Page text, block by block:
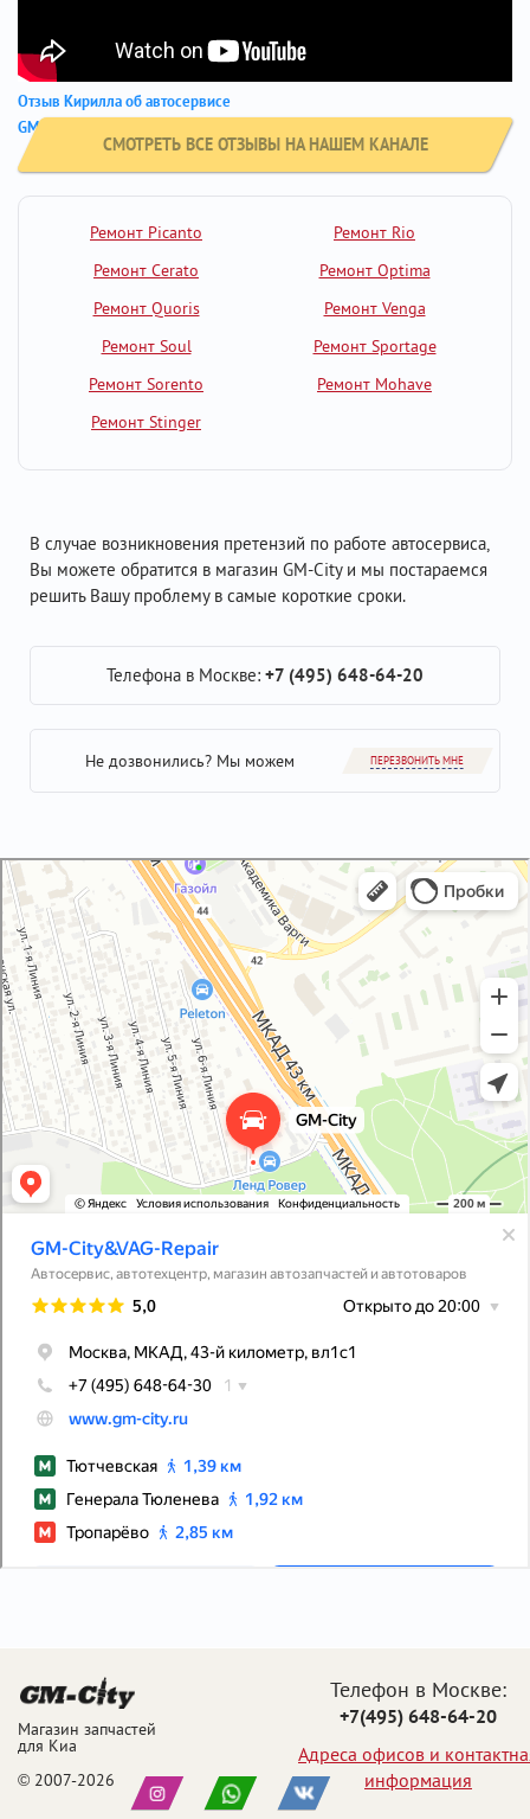
Отзыв Кирилла об автосервисе
GM-City - Хендай Крета
СМОТРЕТЬ ВСЕ ОТЗЫВЫ НА НАШЕМ КАНАЛЕ
Ремонт Picanto
Ремонт Rio
Ремонт Cerato
Ремонт Optima
Ремонт Quoris
Ремонт Venga
Ремонт Soul
Ремонт Sportage
Ремонт Sorento
Ремонт Mohave
Ремонт Stinger
В случае возникновения претензий по работе автосервиса,
Вы можете обратится в магазин GM-City и мы постараемся
решить Вашу проблему в самые короткие сроки.
Телефона в Москве: +7 (495) 648-64-20
Не дозвонились? Мы можем ПЕРЕЗВОНИТЬ МНЕ
GM-City&VAG-Repair
Автосервис, автотехцентр в Москве
Магазин автозапчастей и автотоваров в Москве
Магазин запчастей
для Киа
© 2007-2026
Телефон в Москве:
+7(495) 648-64-20
Адреса офисов и
информация